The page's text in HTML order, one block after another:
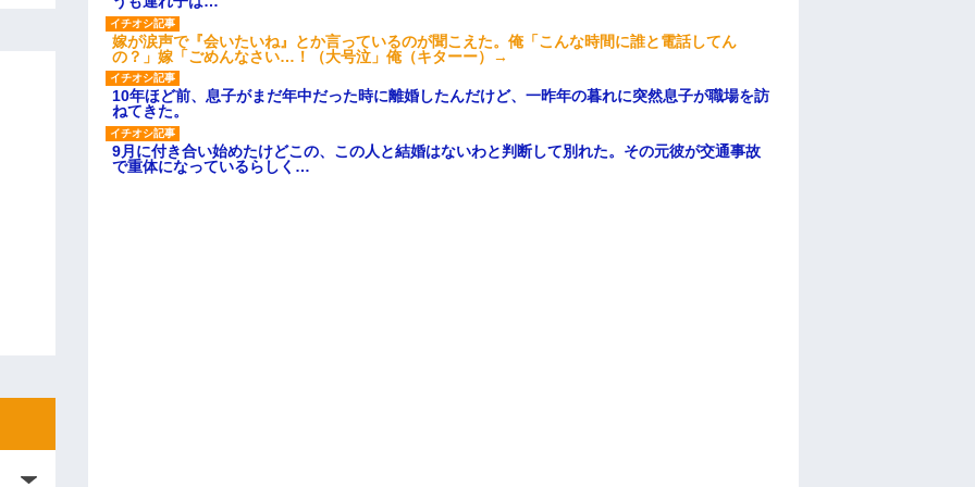
嫁が涙声で『会いたいね』とか言っているのが聞こえた。俺「こんな時間に誰と電話してん
の？」嫁「ごめんなさい…！（大号泣」俺（キターー）→
10年ほど前、息子がまだ年中だった時に離婚したんだけど、一昨年の暮れに突然息子が職場を訪
ねてきた。
9月に付き合い始めたけどこの、この人と結婚はないわと判断して別れた。その元彼が交通事故
で重体になっているらしく…